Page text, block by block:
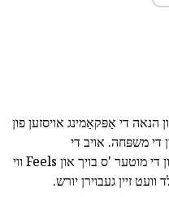
הנאה די אַפּקאַמינג אויסזען פון
די משפּחה. אויב די
באַל-כאַלוימעס רירט די ראָונדנעסס פון די מוטער 'ס בויך און Feels ווי
זיין געבוירן יורש.